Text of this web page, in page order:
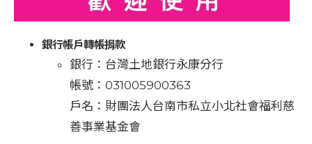
銀行帳戶轉帳捐款
銀行：台灣土地銀行永康分行
帳號：031005900363
戶名：財團法人台南市私立小北社會福利慈
善事業基金會